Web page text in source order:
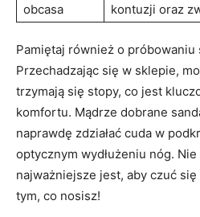
obcasa
kontuzji oraz
Pamiętaj również o próbowaniu
Przechadzając się w sklepie,
trzymają się stopy, co jest
komfortu. Mądrze dobrane
naprawdę zdziałać cuda w
optycznym wydłużeniu nóg.
najważniejsze jest, aby czuć
tym, co nosisz!